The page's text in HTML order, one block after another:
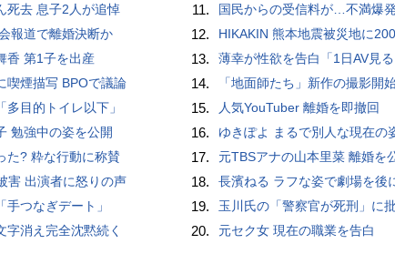
死去 息子2人が追悼
報道で離婚決断か
香 第1子を出産
喫煙描写 BPOで議論
多目的トイレ以下」
勉強中の姿を公開
た? 粋な行動に称賛
害 出演者に怒りの声
手つなぎデート」
字消え完全沈黙続く
11. 国民からの受信料が…不満爆発
12. HIKAKIN 熊本地震被災地に2000万円を寄付「1円でも…支援の輪が広
13. 薄幸が性欲を告白「1日AV見る
14. 「地面師たち」新作の撮影開
15. 人気YouTuber 離婚を即撤回
16. ゆきぽよ まるで別人な現在の
17. 元TBSアナの山本里菜 離婚を
18. 長濱ねる ラフな姿で劇場を後
19. 玉川氏の「警察官が死刑」に
20. 元セク女 現在の職業を告白